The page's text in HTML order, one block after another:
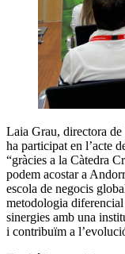
Laia Grau, directora
ha participat en l’acte
“gràcies a la Càtedra
podem acostar a
escola de negocis
metodologia
sinergies amb una
i contribuïm a